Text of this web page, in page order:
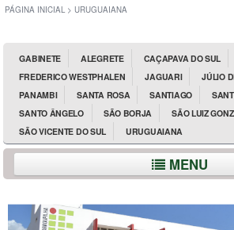
PÁGINA INICIAL > URUGUAIANA
GABINETE ALEGRETE CAÇAPAVA DO SUL
FREDERICO WESTPHALEN
JAGUARI
JÚLIO
PANAMBI
SANTA ROSA SANTIAGO
SANTO ÂNGELO
SÃO BORJA
SÃO LUIZ
SÃO VICENTE DO SUL
URUGUAIANA
MENU